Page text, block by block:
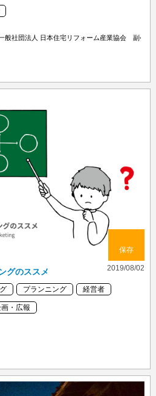
般社団法人 日本住宅リフォーム産業協会 副会長
保存
2019/08/02
グのススメ
プランニング 経営者
・広報